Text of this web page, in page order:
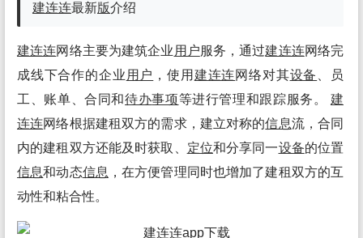
建连连最新版介绍
建连连网络主要为建筑企业 用户服务，通过建连连网络完
成线下合作的企业 用户 ，使用 建连连网络对其设备
、员
工、账单、合同和待办事项等进行管理和跟踪服务。 建
连连网络根据建租双方的需求，建立对称的信息流，合同
内的建租双方还能及时获取、 定位和分享同一设备的位置
信息和动态信息 ，在方便管理同时也增加了建租双方的互
动性和粘合性。